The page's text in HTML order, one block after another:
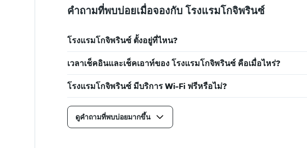
คำถามที่พบบ่อยเมื่อจองกับ โรงแรมโกจิพรินซ์
โรงแรมโกจิพรินซ์ ตั้งอยู่ที่ไหน?
เวลาเช็คอินและเช็คเอาท์ของ โรงแรมโกจิพรินซ์ คือเมื่อไหร่?
โรงแรมโกจิพรินซ์ มีบริการ Wi-Fi ฟรีหรือไม่?
ดูคำถามที่พบบ่อยมากขึ้น